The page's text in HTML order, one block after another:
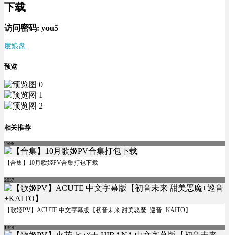
下载
访问密码: you5
度娘盘
预览
相关推荐
2596
【合集】10月歌姬PV合集打包下载
2037
【歌姬PV】ACUTE 中文字幕版【初音未来 甜美恶魔+巡音+KAITO】
1349